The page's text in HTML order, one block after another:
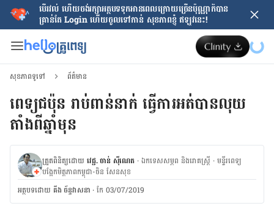
បើរវល់ ហើយចង់​រក្សាអត្ថបទទុកអានពេលក្រោយ​ច្រើនប៉ុណ្ណាក៏បាន
គ្រាន់តែ​ Login ហើយចូលទៅកាន់ សុខភាពខ្ញុំ ឥឡូវនេះ!
សុខភាពទូទៅ ព័ត៌មាន
ពេទ្យជប៉ុន រាប់ពាន់នាក់ ធ្វើការអត់បានលុយ
តាំងពីឆ្នាំមុន
ត្រួតពិនិត្យដោយ វេជ្ជ. ចាន់ ស៊ីណេត ·ឯកទេសសម្ភព និងរោគស្ត្រី ·ម​ន្ទីរពេទ្យ
បង្អែកមិត្តភាពកម្ពុជា-ចិន សែនសុខ
អត្ថបទ​ដោយ គីង ច័ន្ទវាសនា​ · កែ 03/07/2019